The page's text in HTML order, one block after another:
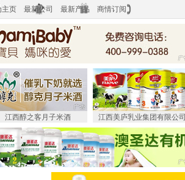
主页 最新公司 最新产品 商情订阅
江西醇之客月子米酒 江西美庐乳业集团有限公司